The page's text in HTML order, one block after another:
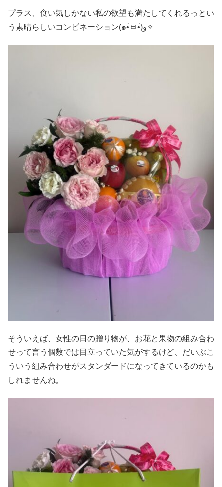
プラス、食い気しかない私の欲望も満たしてくれるっとい
う素晴らしいコンビネーション(๑•̀ㅂ•́)و✧
そういえば、女性の日の贈り物が、お花と果物の組み合わ
せって言う個数では目立っていた気がするけど、だいぶこ
ういう組み合わせがスタンダードになってきているのかも
しれませんね。